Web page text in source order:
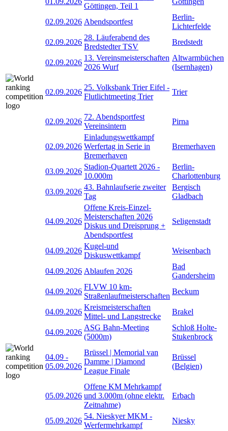
Göttingen, Teil 1
02.09.2026 Abendsportfest
Berlin-
Lichterfelde
02.09.2026
28. Läuferabend des
Bredstedter TSV
Bredstedt
02.09.2026
13. Vereinsmeisterschaften
2026 Wurf
Altwarmbüchen
(Isernhagen)
02.09.2026
25. Volksbank Trier Eifel -
Flutlichtmeeting Trier
Trier
02.09.2026
72. Abendsportfest
Vereinsintern
Pirna
02.09.2026
Einladungswettkampf
Werfertag in Serie in
Bremerhaven
Bremerhaven
03.09.2026
Stadion-Quartett 2026 -
10.000m
Berlin-
Charlottenburg
03.09.2026
43. Bahnlaufserie zweiter
Tag
Bergisch
Gladbach
04.09.2026
Offene Kreis-Einzel-
Meisterschaften 2026
Diskus und Dreisprung +
Abendsportfest
Seligenstadt
04.09.2026
Kugel-und
Diskuswettkampf
Weisenbach
04.09.2026 Ablaufen 2026
Bad
Gandersheim
04.09.2026
FLVW 10 km-
Straßenlaufmeisterschaften
Beckum
04.09.2026
Kreismeisterschaften
Mittel- und Langstrecke
Brakel
04.09.2026
ASG Bahn-Meeting
(5000m)
Schloß Holte-
Stukenbrock
04.09 -
05.09.2026
Brüssel | Memorial van
Damme | Diamond
League Finale
Brüssel
(Belgien)
05.09.2026
Offene KM Mehrkampf
und 3.000m (ohne elektr.
Zeitnahme)
Erbach
05.09.2026
54. Nieskyer MKM -
Werfermehrkampf
Niesky